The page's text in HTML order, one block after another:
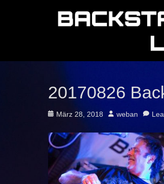
20170826
Posted
März 28, 2018 Author
weban